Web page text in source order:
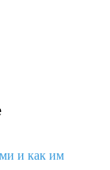
и как им